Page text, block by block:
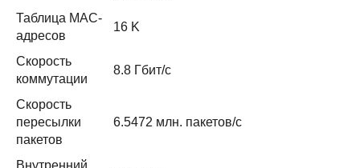
Таблица MAC-
адресов
16 K
Скорость
коммутации
8.8 Гбит/с
Скорость
пересылки
пакетов
6.5472 млн. пакетов/с
Внутренний